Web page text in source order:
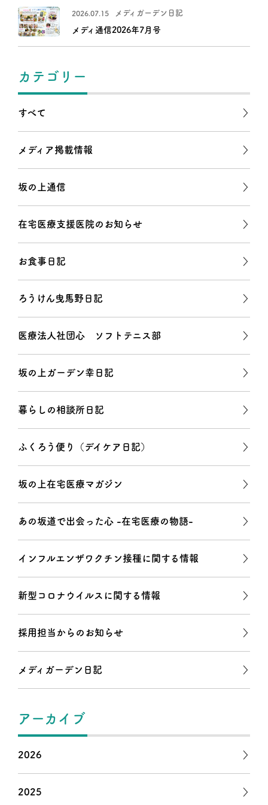
2026.07.15 メディガーデン日記
メディ通信2026年7月号
カテゴリー
すべて
メディア掲載情報
坂の上通信
在宅医療支援医院のお知らせ
お食事日記
ろうけん曳馬野日記
医療法人社団心 ソフトテニス部
坂の上ガーデン幸日記
暮らしの相談所日記
ふくろう便り（デイケア日記）
坂の上在宅医療マガジン
あの坂道で出会った心 -在宅医療の物語-
インフルエンザワクチン接種に関する情報
新型コロナウイルスに関する情報
採用担当からのお知らせ
メディガーデン日記
アーカイブ
2026
2025